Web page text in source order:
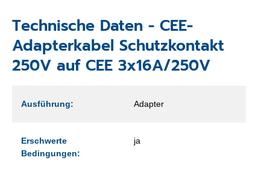
Technische Daten - CEE-
Adapterkabel Schutzkontakt
250V auf CEE 3x16A/250V
Ausführung: Adapter
Erschwerte
Bedingungen:
ja